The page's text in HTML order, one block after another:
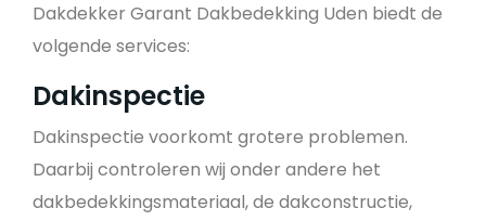
Dakdekker Garant Dakbedekking Uden biedt de
volgende services:
Dakinspectie
Dakinspectie voorkomt grotere problemen.
Daarbij controleren wij onder andere het
dakbedekkingsmateriaal, de dakconstructie,